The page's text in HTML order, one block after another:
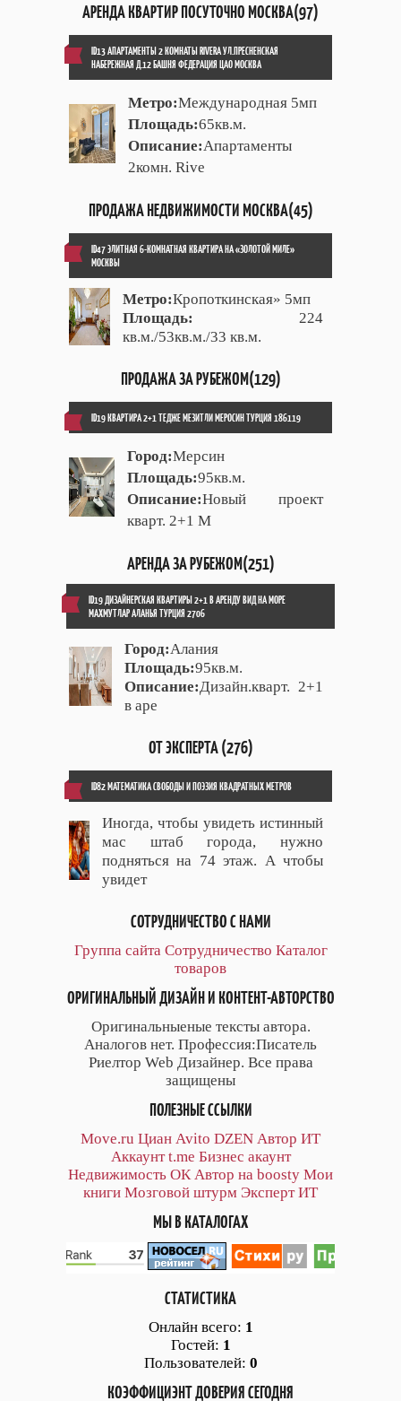
АРЕНДА КВАРТИР ПОСУТОЧНО МОСКВА(97)
ID13 АПАРТАМЕНТЫ 2 КОМНАТЫ RIVERA УЛ.ПРЕСНЕНСКАЯ
НАБЕРЕЖНАЯ Д.12 БАШНЯ ФЕДЕРАЦИЯ ЦАО МОСКВА
Метро:Международная 5мп
Площадь:65кв.м.
Описание:Апартаменты
2комн. Rive
ПРОДАЖА НЕДВИЖИМОСТИ МОСКВА(45)
ID47 ЭЛИТНАЯ 6-КОМНАТНАЯ КВАРТИРА НА «ЗОЛОТОЙ МИЛЕ»
МОСКВЫ
Метро:Кропоткинская» 5мп
Площадь:
224
кв.м./53кв.м./33 кв.м.
ПРОДАЖА ЗА РУБЕЖОМ(129)
ID19 КВАРТИРА 2+1 ТЕДЖЕ МЕЗИТЛИ МЕРОСИН ТУРЦИЯ 186119
Город:Мерсин
Площадь:95кв.м.
Описание:Новый проект
кварт. 2+1 М
АРЕНДА ЗА РУБЕЖОМ(251)
ID19 ДИЗАЙНЕРСКАЯ КВАРТИРЫ 2+1 В АРЕНДУ ВИД НА МОРЕ
МАХМУТЛАР АЛАНЬЯ ТУРЦИЯ 2706
Город:Алания
Площадь:95кв.м.
Описание:Дизайн.кварт. 2+1
в аре
ОТ ЭКСПЕРТА (276)
ID82 МАТЕМАТИКА СВОБОДЫ И ПОЭЗИЯ КВАДРАТНЫХ МЕТРОВ
Иногда, чтобы увидеть истинный
мас штаб города, нужно
подняться на 74 этаж. А чтобы
увидет
СОТРУДНИЧЕСТВО С НАМИ
Группа сайта Сотрудничество Каталог
товаров
ОРИГИНАЛЬНЫЙ ДИЗАЙН И КОНТЕНТ-АВТОРСТВО
Оригинальныеные тексты автора.
Аналогов нет. Профессия:Писатель
Риелтор Web Дизайнер. Все права
защищены
ПОЛЕЗНЫЕ ССЫЛКИ
Move.ru Циан Avito DZEN Автор ИТ
Аккаунт t.me Бизнес акаунт
Недвижимость ОК Автор на boosty Мои
книги Мозговой штурм Эксперт ИТ
МЫ В КАТАЛОГАХ
СТАТИСТИКА
Онлайн всего: 1
Гостей: 1
Пользователей: 0
КОЭФФИЦИЭНТ ДОВЕРИЯ СЕГОДНЯ